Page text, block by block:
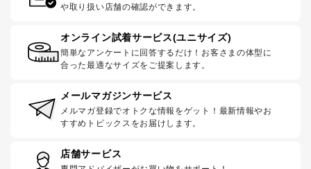
や取り扱い店舗の確認ができます。
オンライン試着サービス(ユニサイズ)
簡単なアンケートに回答するだけ！お客さまの体型に
合った最適なサイズをご提案します。
メールマガジンサービス
メルマガ登録でオトクな情報をゲット！最新情報やお
すすめトピックスをお届けします。
店舗サービス